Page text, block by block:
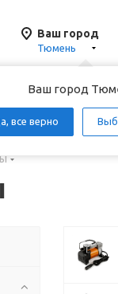
Ваш город
Тюмень
Ваш город
все верно
Акции